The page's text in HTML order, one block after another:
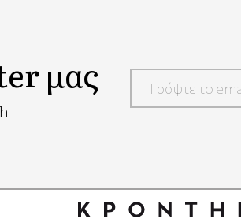
μας
Google
Recaptcha